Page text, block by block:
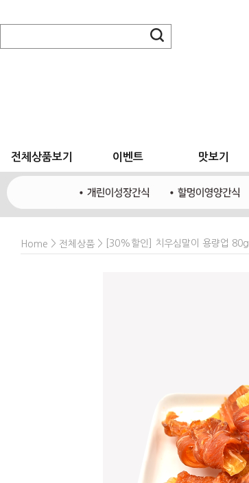
전체상품보기 이벤트 맛보기
Home > 전체상품 > [30%할인] 치우심말이 용량업 80g